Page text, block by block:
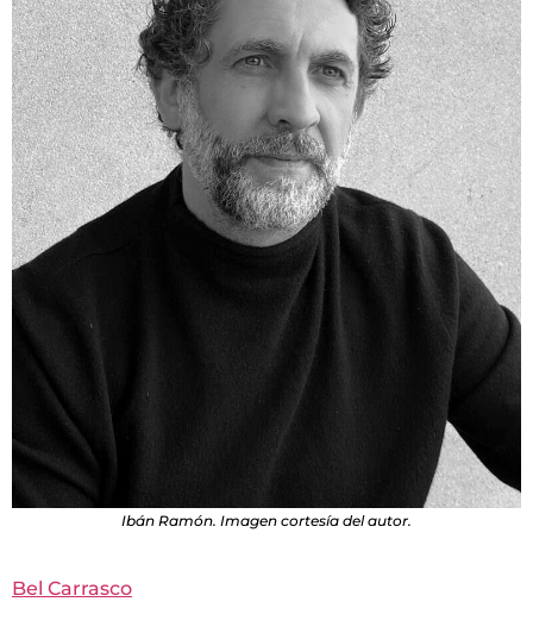
Ibán Ramón. Imagen cortesía del autor.
Bel Carrasco